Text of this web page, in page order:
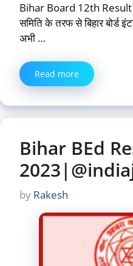
Bihar Board 12th Result
समिति के तरफ से बिहार बोर्ड
अभी …
Read more
Bihar BEd
by Rakesh